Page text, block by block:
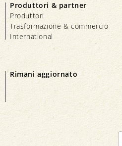
Produttori & partner
Produttori
Trasformazione & commercio
International
Rimani aggiornato